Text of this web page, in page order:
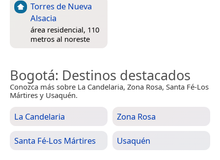
Torres de Nueva
Alsacia
área residencial, 110
metros al noreste
Bogotá: Destinos destacados
Conozca más sobre La Candelaria, Zona Rosa, Santa Fé-Los
Mártires y Usaquén.
La Candelaria Zona Rosa
Santa Fé-Los Mártires Usaquén